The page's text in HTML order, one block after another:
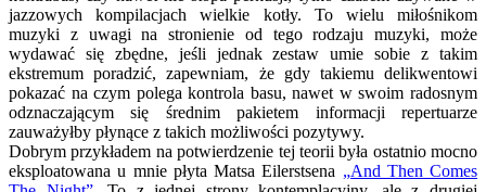
jazzowych kompilacjach wielkie kotły. To wielu miłośnikom
muzyki z uwagi na stronienie od tego rodzaju muzyki, może
wydawać się zbędne, jeśli jednak zestaw umie sobie z takim
ekstremum poradzić, zapewniam, że gdy takiemu delikwentowi
pokazać na czym polega kontrola basu, nawet w swoim radosnym
odznaczającym się średnim pakietem informacji repertuarze
zauważyłby płynące z takich możliwości pozytywy.
Dobrym przykładem na potwierdzenie tej teorii była ostatnio mocno
eksploatowana u mnie płyta Matsa Eilerstsena „And Then Comes